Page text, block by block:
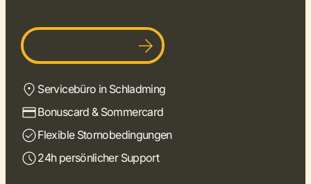
Servicebüro in Schladming
Bonuscard & Sommercard
Flexible Stornobedingungen
24h persönlicher Support